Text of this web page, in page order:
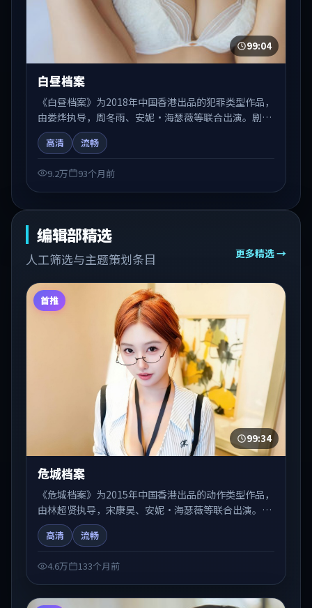
99:04
白昼档案
《白昼档案》为2018年中国香港出品的犯罪类型作品，
由娄烨执导，周冬雨、安妮·海瑟薇等联合出演。剧情
在人物弧光与节奏推进中展开，兼具叙事张力与视听质
感。适合关注国产在线观看、热播国产剧与院线佳片的
高清 流畅
9.2万 93个月前
编辑部精选
人工筛选与主题策划条目 更多精选 →
首推
99:34
危城档案
《危城档案》为2015年中国香港出品的动作类型作品，
由林超贤执导，宋康昊、安妮·海瑟薇等联合出演。剧
情在人物弧光与节奏推进中展开，兼具叙事张力与视听
质感。适合关注国产在线观看、热播国产剧与院线佳片
高清 流畅
4.6万 133个月前